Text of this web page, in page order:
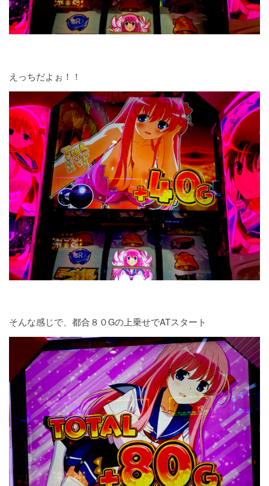
えっちだよぉ！！
そんな感じで、都合８０Gの上乗せでATスタート